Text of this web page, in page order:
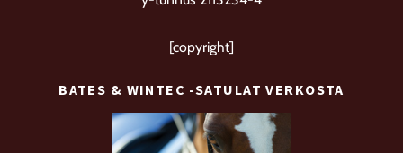
[copyright]
BATES & WINTEC -SATULAT VERKOSTA